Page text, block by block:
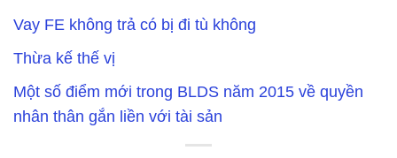
Vay FE không trả có bị đi tù không
Thừa kế thế vị
Một số điểm mới trong BLDS năm 2015 về quyền
nhân thân gắn liền với tài sản